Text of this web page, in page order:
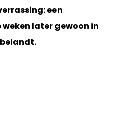
een
later gewoon in